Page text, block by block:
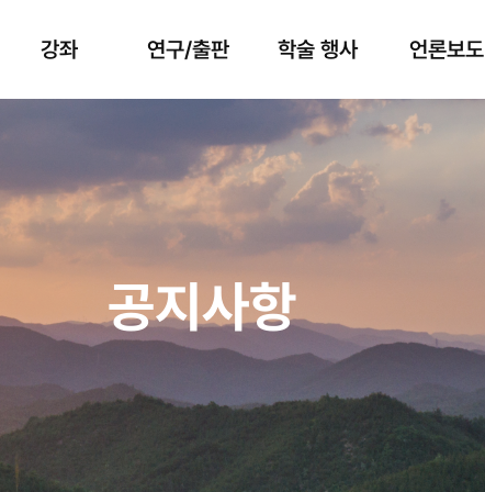
강좌 연구/출판 학술 행사 언론보도
공지사항